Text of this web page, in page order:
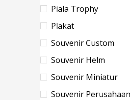
Piala Trophy
Plakat
Souvenir Custom
Souvenir Helm
Souvenir Miniatur
Souvenir Perusahaan